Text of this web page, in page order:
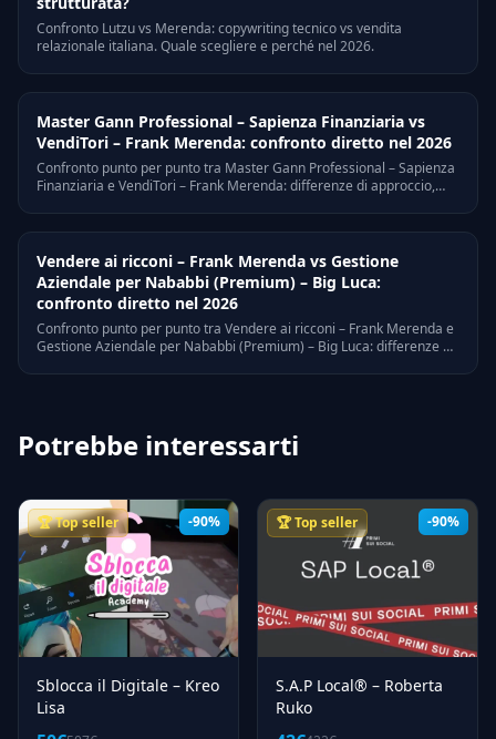
Confronto Lutzu vs Merenda: copywriting tecnico vs vendita
relazionale italiana. Quale scegliere e perché nel 2026.
Master Gann Professional – Sapienza Finanziaria vs
VendiTori – Frank Merenda: confronto diretto nel 2026
Confronto punto per punto tra Master Gann Professional – Sapienza
Finanziaria e VendiTori – Frank Merenda: differenze di approccio,
Vendere ai ricconi – Frank Merenda vs Gestione
Aziendale per Nababbi (Premium) – Big Luca:
confronto diretto nel 2026
Confronto punto per punto tra Vendere ai ricconi – Frank Merenda e
Gestione Aziendale per Nababbi (Premium) – Big Luca: differenze di
Potrebbe interessarti
-90%
🏆 Top seller
Sblocca il Digitale – Kreo
Lisa
-90%
🏆 Top seller
S.A.P Local® – Roberta
Ruko